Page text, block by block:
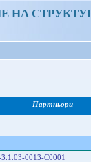
НА
Партньори
0013-C0001